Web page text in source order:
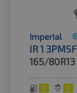
Imperial
IR 1 3PMSF
165/80R13
D D